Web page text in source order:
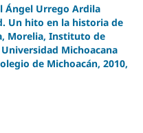
Ángel Urrego Ardila
Un hito en la historia de
Morelia, Instituto de
Michoacana
de Michoacán, 2010,